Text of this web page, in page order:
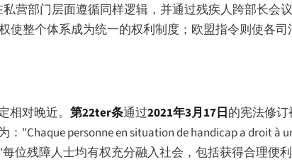
私营部门层面遵循同样逻辑，并通过残疾人跨部长会
使整个体系成为统一的权利制度；欧盟指令则使各司
相对晚近。 第22ter条通过2021年3月17日的宪法修
："Chaque personne en situation de handicap a droit à
位残障人士均有权充分融入社会，包括获得合理便